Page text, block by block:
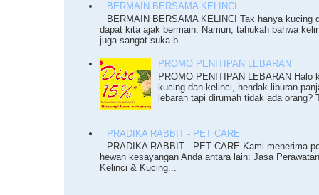
BERMAIN BERSAMA KELINCI
BERMAIN BERSAMA KELINCI Tak hanya kucing
dapat kita ajak bermain. Namun, tahukah bahwa
juga sangat suka b...
PROMO PENITIPAN LEBARAN
PROMO PENITIPAN LEBARAN Halo
kucing dan kelinci, hendak liburan
lebaran tapi dirumah tidak ada orang?
PRADIKA RABBIT - PET CARE
PRADIKA RABBIT - PET CARE Kami menerima
hewan kesayangan Anda antara lain: Jasa
Kelinci & Kucing...